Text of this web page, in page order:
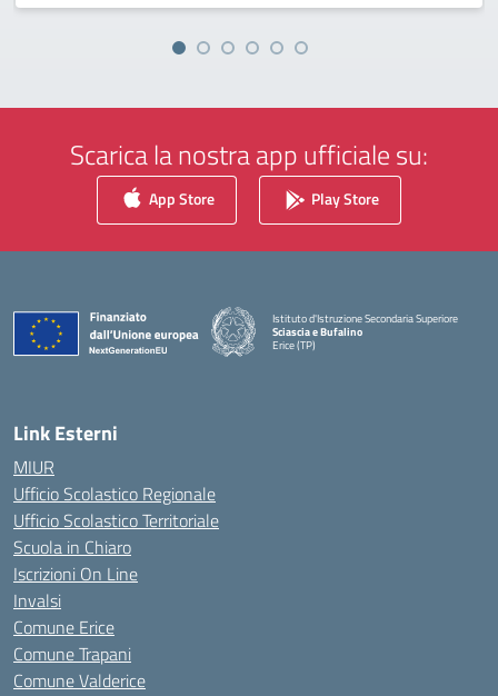
Scarica la nostra app ufficiale su:
App Store Play Store
Istituto d'Istruzione Secondaria Superiore
Sciascia e Bufalino
Erice (TP)
Link Esterni
MIUR
Ufficio Scolastico Regionale
Ufficio Scolastico Territoriale
Scuola in Chiaro
Iscrizioni On Line
Invalsi
Comune Erice
Comune Trapani
Comune Valderice